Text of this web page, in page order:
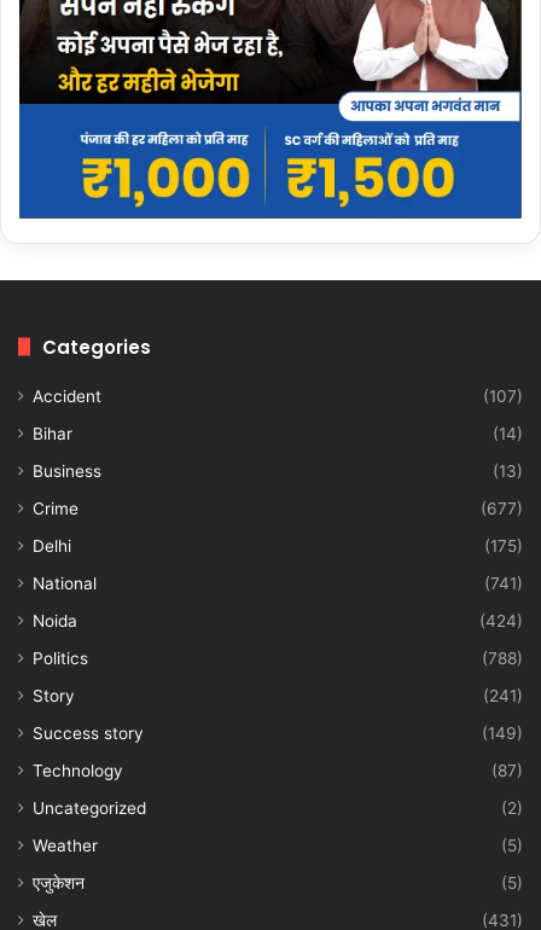
Categories
Accident
(107)
Bihar
(14)
Business
(13)
Crime
(677)
Delhi
(175)
National
(741)
Noida
(424)
Politics
(788)
Story
(241)
Success story
(149)
Technology
(87)
Uncategorized
(2)
Weather
(5)
एजुकेशन
(5)
खेल
(431)